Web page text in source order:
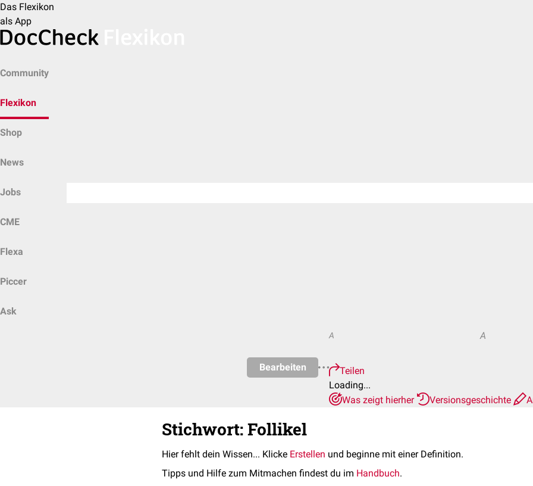
Das Flexikon
als App
Community
Flexikon
Shop
News
Jobs
CME
Flexa
Piccer
Ask
Bearbeiten
A A
Teilen
Loading...
Was zeigt hierher
Versionsgeschichte
Stichwort: Follikel
Hier fehlt dein Wissen... Klicke Erstellen und beginne mit einer Definition.
Tipps und Hilfe zum Mitmachen findest du im Handbuch.